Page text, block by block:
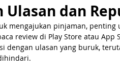
Ulasan dan
mengajukan pinjaman,
review di Play Store atau
dengan ulasan yang buruk,